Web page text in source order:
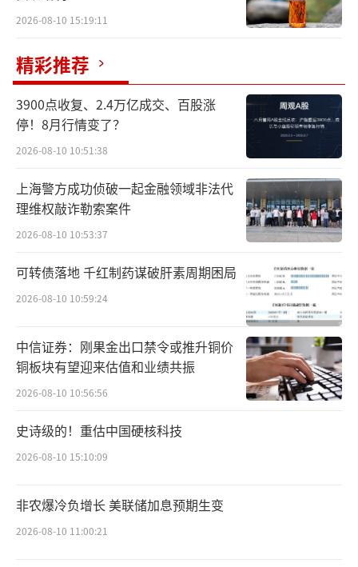
一期（2024年5月8日）公布的国内N型料成交
金额约为391亿元（含税）。
2023年，高纯晶硅产品价格大幅下行，据
国家工信部统计，2023年国内高纯晶硅产量超1
43万吨，同比增长66.9%。据安泰科统计，单
晶致密料均价由年初17.62万元/吨下降至年末5.
83万元/吨，降幅达66.91%。
示，本合同为长单销售合同，签订有利于公司
高纯晶硅产品的稳定销售，对经营业绩有积极
作为行业内“硅料+电池”的双龙头企业，
通威股份近年来持续推进高纯晶硅产能建设。
2023年，通威股份永祥能源科技12万吨高
纯晶硅项目于四季度全面达产达标。同时，云
别预计于2024年二季度和三季度投产，届时通
威股份高纯晶硅在产产能将达到85万吨。此
2026-08-10 15:19:11
精彩推荐
3900点收复、2.4万亿成交、百股涨
停！8月行情变了？
2026-08-10 10:51:38
上海警方成功侦破一起金融领域非法代
理维权敲诈勒索案件
2026-08-10 10:53:37
可转债落地 千红制药谋破肝素周期困局
2026-08-10 10:59:24
中信证券：刚果金出口禁令或推升铜价
铜板块有望迎来估值和业绩共振
2026-08-10 10:56:56
史诗级的！重估中国硬核科技
2026-08-10 15:10:09
非农爆冷负增长 美联储加息预期生变
2026-08-10 11:00:21